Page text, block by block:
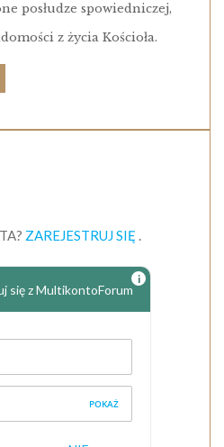
posłudze spowiedniczej,
z życia Kościoła.